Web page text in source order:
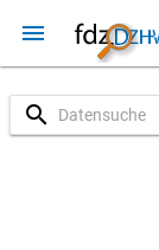
menu
search